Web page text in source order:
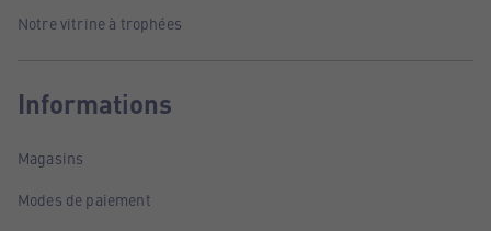
Notre vitrine à trophées
Informations
Magasins
Modes de paiement